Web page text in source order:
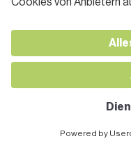
Apfel-
1 Stunde